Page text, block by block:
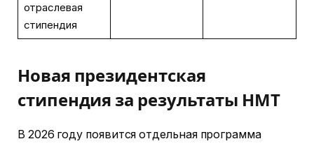
отраслевая
стипендия
Новая президентская
стипендия за результаты НМТ
В 2026 году появится отдельная программа